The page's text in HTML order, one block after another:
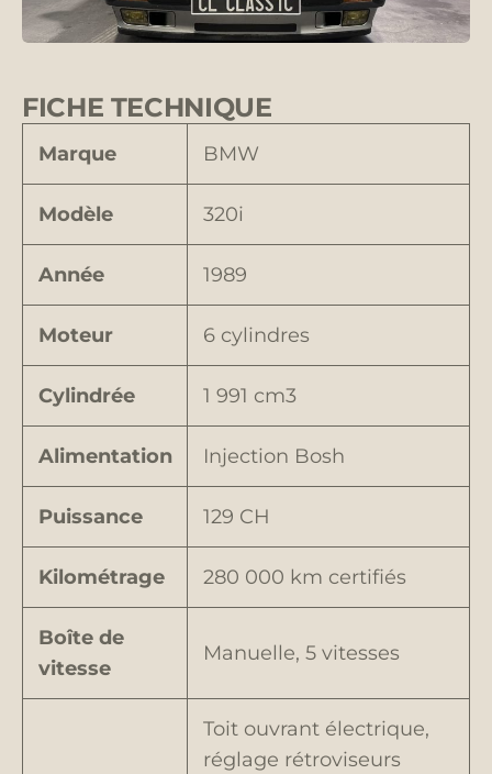
FICHE TECHNIQUE
Marque BMW
Modèle 320i
Année 1989
Moteur 6 cylindres
Cylindrée 1 991 cm3
Alimentation Injection Bosh
Puissance 129 CH
Kilométrage 280 000 km certifiés
Boîte de
vitesse
Manuelle, 5 vitesses
Toit ouvrant électrique,
réglage rétroviseurs